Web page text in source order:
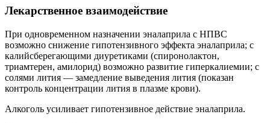
Лекарственное взаимодействие
При одновременном назначении эналаприла с НПВС
возможно снижение гипотензивного эффекта эналаприла; с
калийсберегающими диуретиками (спиронолактон,
триамтерен, амилорид) возможно развитие гиперкалиемии; с
солями лития — замедление выведения лития (показан
контроль концентрации лития в плазме крови).
Алкоголь усиливает гипотензивное действие эналаприла.